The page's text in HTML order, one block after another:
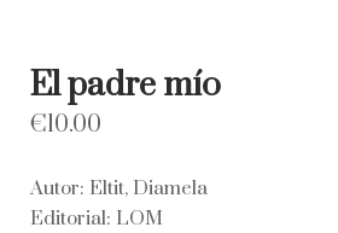
El padre mío
€10.00
Autor: Eltit, Diamela
Editorial: LOM